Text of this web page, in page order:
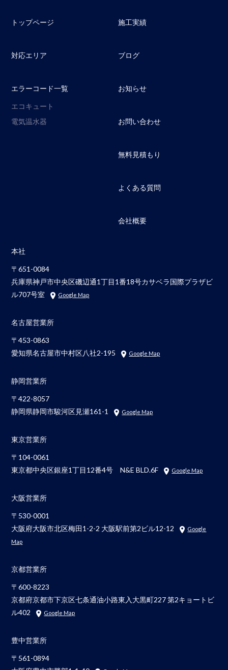
トップページ
対応エリア
エラーコード一覧
エコキュート
電気温水器
施工実績
ブログ
お知らせ
お問い合わせ
無料見積もり
よくある質問
会社概要
本社
〒651-0084
兵庫県神戸市中央区磯辺通1丁目1番18号カサベラ国際プラザビ
ル707号室
Google Map
名古屋営業所
〒453-0863
愛知県名古屋市中村区八社2-195
Google Map
静岡営業所
〒422-8057
静岡県静岡市駿河区見瀬161-1
Google Map
東京営業所
〒104-0061
東京都中央区銀座1丁目12番4号 N&E BLD.6F
Google Map
大阪営業所
〒530-0001
大阪府大阪市北区梅田1-2-2 大阪駅前第2ビル12-12
Google
Map
京都営業所
〒600-8223
京都府京都市下京区七条通油小路東入大黒町227 第2キョートビ
ル402
Google Map
豊中営業所
〒561-0894